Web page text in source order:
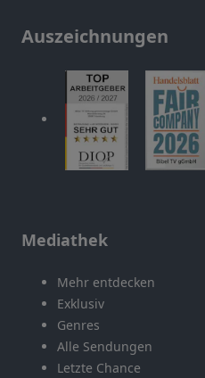
Auszeichnungen
Mediathek
Mehr entdecken
Exklusiv
Genres
Alle Sendungen
Letzte Chance